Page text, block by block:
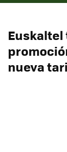
Euskaltel
nueva